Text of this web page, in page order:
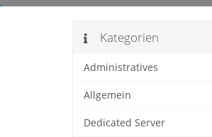
Kategorien
Administratives
Allgemein
Dedicated Server